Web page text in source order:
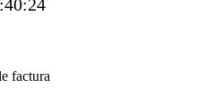
factura